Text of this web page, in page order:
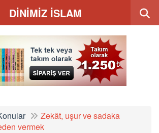
DİNİMİZ İSLAM
Zekât, uşur ve sadaka
vermek